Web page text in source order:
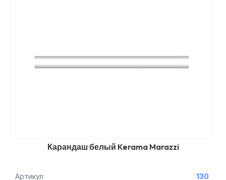
Карандаш белый Kerama Marazzi
Артикул
130